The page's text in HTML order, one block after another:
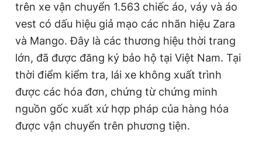
trên xe vận chuyển 1.563 chiếc áo, váy và áo
vest có dấu hiệu giả mạo các nhãn hiệu Zara
và Mango. Đây là các thương hiệu thời trang
lớn, đã được đăng ký bảo hộ tại Việt Nam. Tại
thời điểm kiểm tra, lái xe không xuất trình
được các hóa đơn, chứng từ chứng minh
nguồn gốc xuất xứ hợp pháp của hàng hóa
được vận chuyển trên phương tiện.